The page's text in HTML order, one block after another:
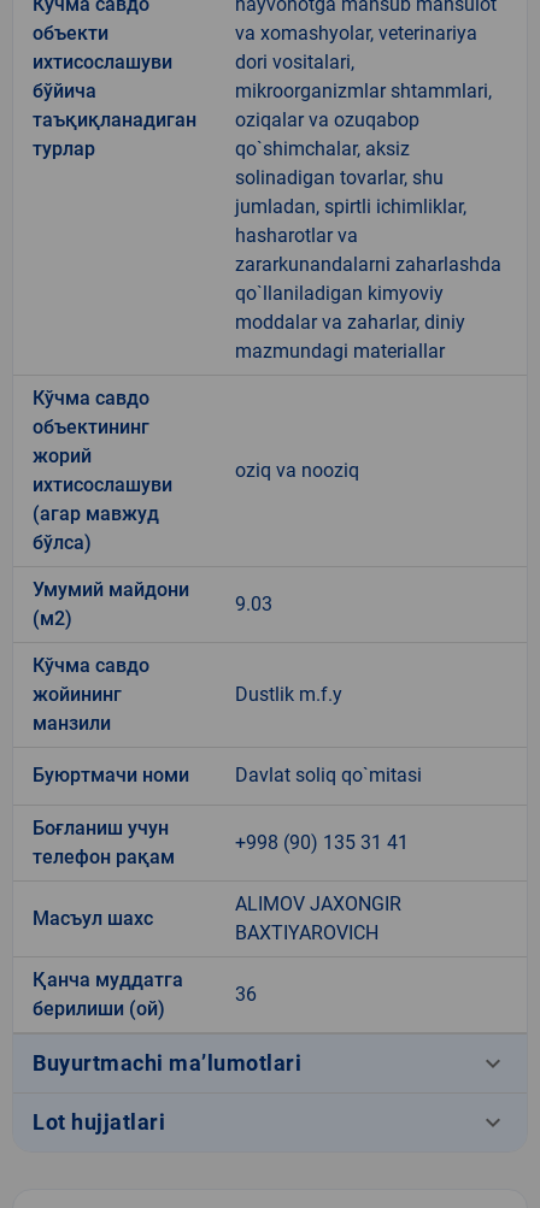
объекти
ихтисослашуви
бўйича
таъқиқланадиган
турлар
va xomashyolar, veterinariya
dori vositalari,
mikroorganizmlar shtammlari,
oziqalar va ozuqabop
qo`shimchalar, aksiz
solinadigan tovarlar, shu
jumladan, spirtli ichimliklar,
hasharotlar va
zararkunandalarni zaharlashda
qo`llaniladigan kimyoviy
moddalar va zaharlar, diniy
mazmundagi materiallar
Кўчма савдо
объектининг
жорий
ихтисослашуви
(агар мавжуд
бўлса)
oziq va nooziq
Умумий майдони
(м2)
9.03
Кўчма савдо
жойининг
манзили
Dustlik m.f.y
Буюртмачи номи Davlat soliq qo`mitasi
Боғланиш учун
телефон рақам
+998 (90) 135 31 41
Масъул шахс
ALIMOV JAXONGIR
BAXTIYAROVICH
Қанча муддатга
берилиши (ой)
36
Buyurtmachi ma’lumotlari keyboard_arrow_down
Lot hujjatlari keyboard_arrow_down